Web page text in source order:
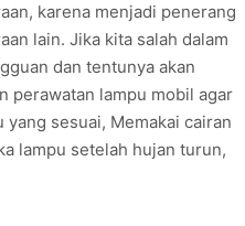
karena menjadi penerang
lain. Jika kita salah dalam
dan tentunya akan
perawatan lampu mobil agar
sesuai, Memakai cairan
lampu setelah hujan turun,